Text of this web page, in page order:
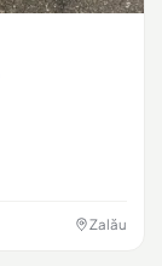
Zalău